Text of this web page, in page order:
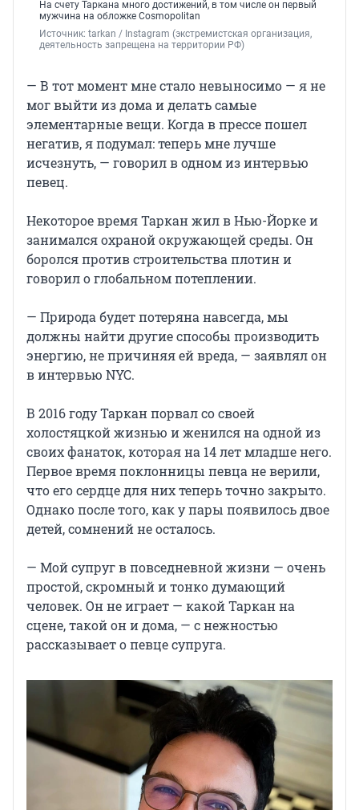
На счету Таркана много достижений, в том числе он первый
мужчина на обложке Cosmopolitan
Источник: tarkan / Instagram (экстремистская организация,
деятельность запрещена на территории РФ)
— В тот момент мне стало невыносимо — я не
мог выйти из дома и делать самые
элементарные вещи. Когда в прессе пошел
негатив, я подумал: теперь мне лучше
исчезнуть, — говорил в одном из интервью
певец.
Некоторое время Таркан жил в Нью-Йорке и
занимался охраной окружающей среды. Он
боролся против строительства плотин и
говорил о глобальном потеплении.
— Природа будет потеряна навсегда, мы
должны найти другие способы производить
энергию, не причиняя ей вреда, — заявлял он
в интервью NYC.
В 2016 году Таркан порвал со своей
холостяцкой жизнью и женился на одной из
своих фанаток, которая на 14 лет младше него.
Первое время поклонницы певца не верили,
что его сердце для них теперь точно закрыто.
Однако после того, как у пары появилось двое
детей, сомнений не осталось.
— Мой супруг в повседневной жизни — очень
простой, скромный и тонко думающий
человек. Он не играет — какой Таркан на
сцене, такой он и дома, — с нежностью
рассказывает о певце супруга.